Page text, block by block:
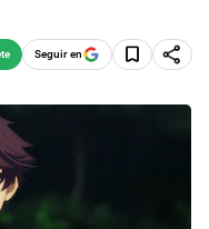
Seguir en